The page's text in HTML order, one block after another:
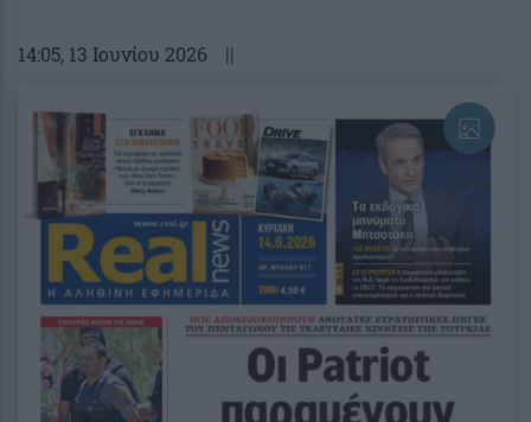
14:05, 13 Ιουνίου 2026 ||